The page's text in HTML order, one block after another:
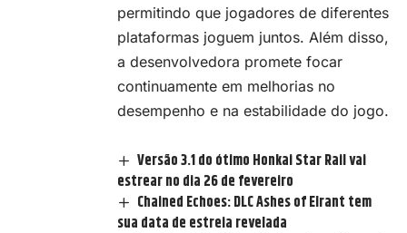
permitindo que jogadores de diferentes
plataformas joguem juntos. Além disso,
a desenvolvedora promete focar
continuamente em melhorias no
desempenho e na estabilidade do jogo.
Versão 3.1 do ótimo Honkai Star Rail vai
estrear no dia 26 de fevereiro
Chained Echoes: DLC Ashes of Elrant tem
sua data de estreia revelada